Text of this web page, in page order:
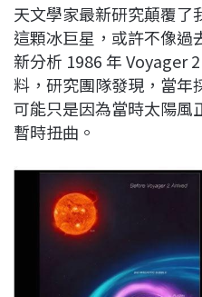
b
o
o
k
a
d
s
e
d
I
n
L
i
n
k
天文學家最新研究顛覆
這顆冰巨星，或許不像過
新分析 1986 年 Voyager
料，研究團隊發現，當年
可能只是因為當時太陽風
暫時扭曲。